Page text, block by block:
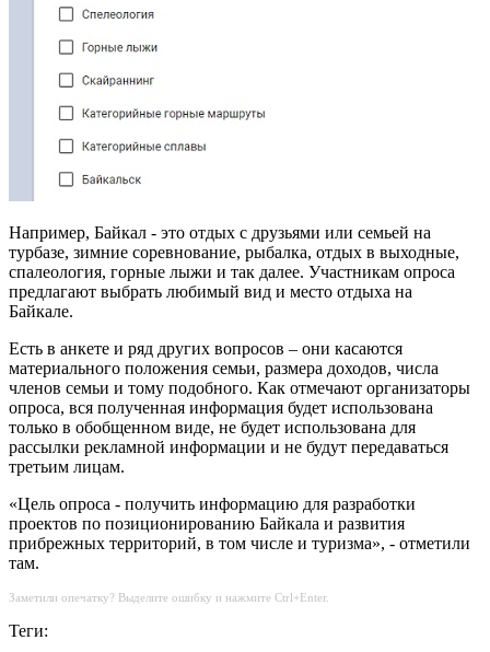
Например, Байкал - это отдых с друзьями или семьей на
турбазе, зимние соревнование, рыбалка, отдых в выходные,
спалеология, горные лыжи и так далее. Участникам опроса
предлагают выбрать любимый вид и место отдыха на
Байкале.
Есть в анкете и ряд других вопросов – они касаются
материального положения семьи, размера доходов, числа
членов семьи и тому подобного. Как отмечают организаторы
опроса, вся полученная информация будет использована
только в обобщенном виде, не будет использована для
рассылки рекламной информации и не будут передаваться
третьим лицам.
«Цель опроса - получить информацию для разработки
проектов по позиционированию Байкала и развития
прибрежных территорий, в том числе и туризма», - отметили
там.
Заметили опечатку? Выделите ошибку и нажмите Ctrl+Enter.
Теги: